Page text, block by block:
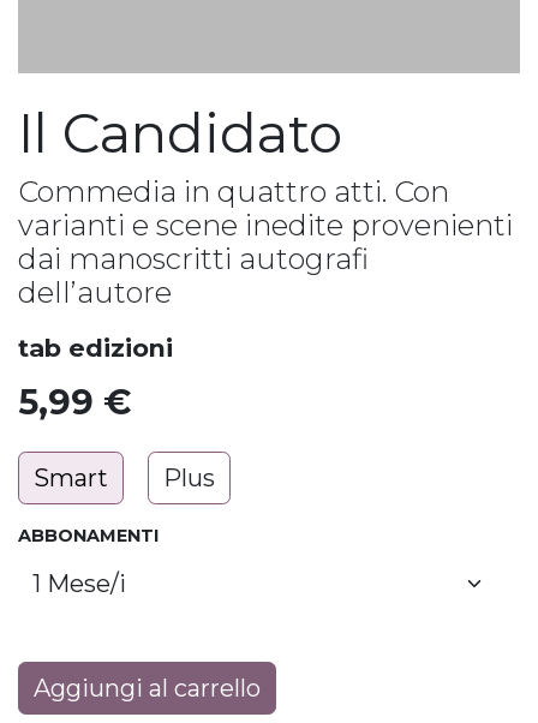
Il Candidato
Commedia in quattro atti. Con
varianti e scene inedite provenienti
dai manoscritti autografi
dell’autore
tab edizioni
5,99 €
Smart Plus
ABBONAMENTI
Aggiungi al carrello